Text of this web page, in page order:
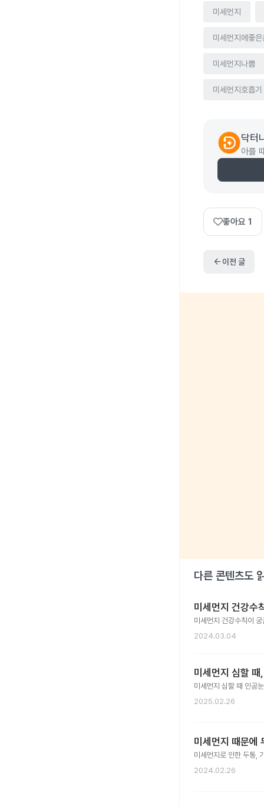
미세먼지
미세먼지에좋
미세먼지나쁨
미세먼지호흡기
닥터
아플
좋아요 1
arrow_back이전 글
다른 콘텐츠도
미세먼지 건강수
미세먼지 건강수칙이
2024.03.04
미세먼지 심할
미세먼지 심할 때 인공
2025.02.26
미세먼지 때문에
미세먼지로 인한 두통,
2024.02.26